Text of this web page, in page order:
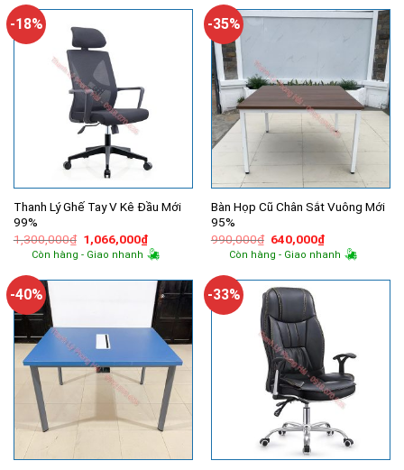
780,000₫.
767,000₫.
-18%
Thanh Lý Ghế Tay V Kê Đầu Mới
99%
1,300,000₫ Giá
gốc
là:
1,066,000₫Giá
hiện
tại
1,066,000₫.
Còn hàng - Giao nhanh
-35%
Bàn Họp Cũ Chân Sắt Vuông Mới
95%
990,000₫ Giá
gốc
là:
640,000₫Giá
hiện
tại
640,000₫.
Còn hàng - Giao nhanh
-40% -33%